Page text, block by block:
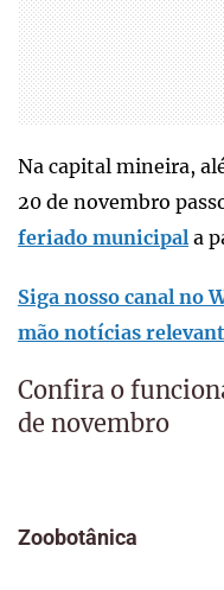
Na capital mineira,
20 de novembro
feriado municipal a
Siga nosso canal no
mão notícias
Confira o
de novembro
Zoobotânica